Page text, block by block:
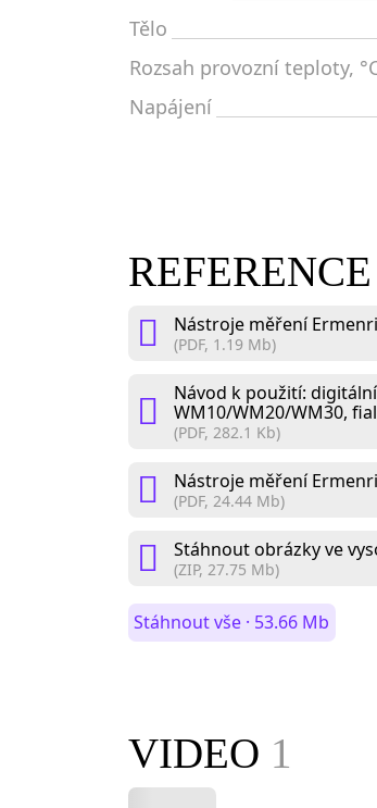
Tělo
Rozsah provozní teploty,
Napájení
Nástroje měření
(PDF, 1.19 Mb)
Návod k použití:
WM10/WM20/WM30,
(PDF, 282.1 Kb)
Nástroje měření
(PDF, 24.44 Mb)
Stáhnout obrázky ve
(ZIP, 27.75 Mb)
Stáhnout vše · 53.66 Mb
VIDEO 1